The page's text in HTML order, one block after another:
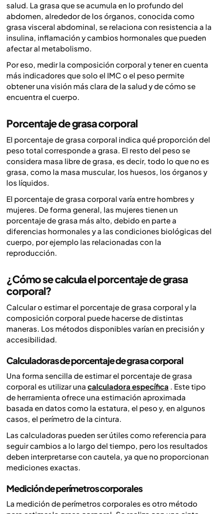
salud. La grasa que se acumula en lo profundo del
abdomen, alrededor de los órganos, conocida como
grasa visceral abdominal, se relaciona con resistencia a la
insulina, inflamación y cambios hormonales que pueden
afectar al metabolismo.
Por eso, medir la composición corporal y tener en cuenta
más indicadores que solo el IMC o el peso permite
obtener una visión más clara de la salud y de cómo se
encuentra el cuerpo.
Porcentaje de grasa corporal
El porcentaje de grasa corporal indica qué proporción del
peso total corresponde a grasa. El resto del peso se
considera masa libre de grasa, es decir, todo lo que no es
grasa, como la masa muscular, los huesos, los órganos y
los líquidos.
El porcentaje de grasa corporal varía entre hombres y
mujeres. De forma general, las mujeres tienen un
porcentaje de grasa más alto, debido en parte a
diferencias hormonales y a las condiciones biológicas del
cuerpo, por ejemplo las relacionadas con la
reproducción.
¿Cómo se calcula el porcentaje de grasa
corporal?
Calcular o estimar el porcentaje de grasa corporal y la
composición corporal puede hacerse de distintas
maneras. Los métodos disponibles varían en precisión y
accesibilidad.
Calculadoras de porcentaje de grasa corporal
Una forma sencilla de estimar el porcentaje de grasa
corporal es utilizar una calculadora específica . Este tipo
de herramienta ofrece una estimación aproximada
basada en datos como la estatura, el peso y, en algunos
casos, el perímetro de la cintura.
Las calculadoras pueden ser útiles como referencia para
seguir cambios a lo largo del tiempo, pero los resultados
deben interpretarse con cautela, ya que no proporcionan
mediciones exactas.
Medición de perímetros corporales
La medición de perímetros corporales es otro método